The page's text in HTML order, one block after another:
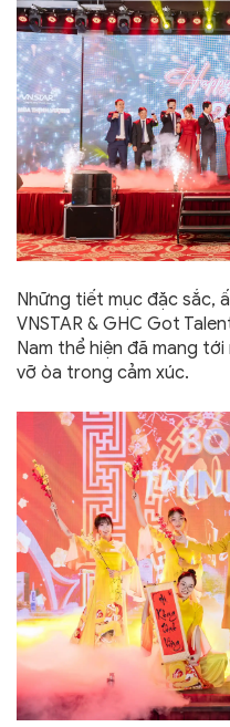
Những tiết mục đặc sắc,
VNSTAR & GHC Got
Nam thể hiện đã mang
vỡ òa trong cảm xúc.